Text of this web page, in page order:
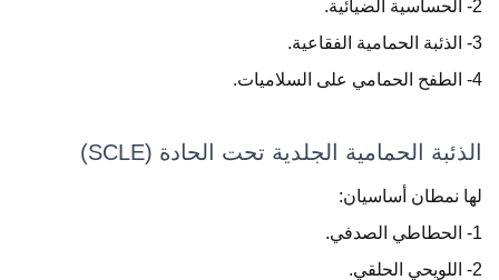
2- الحساسية الضيائية.
3- الذئبة الحمامية الفقاعية.
4- الطفح الحمامي على السلاميات.
الذئبة الحمامية الجلدية تحت الحادة (SCLE)
لها نمطان أساسيان:
1- الحطاطي الصدفي.
2- اللويحي الحلقي.